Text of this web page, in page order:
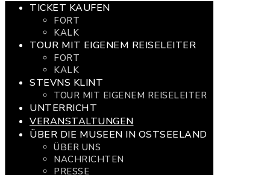
TICKET KAUFEN
FORT
KALK
TOUR MIT EIGENEM REISELEITER
FORT
KALK
STEVNS KLINT
TOUR MIT EIGENEM REISELEITER
UNTERRICHT
VERANSTALTUNGEN
ÜBER DIE MUSEEN IN OSTSEELAND
ÜBER UNS
NACHRICHTEN
PRESSE